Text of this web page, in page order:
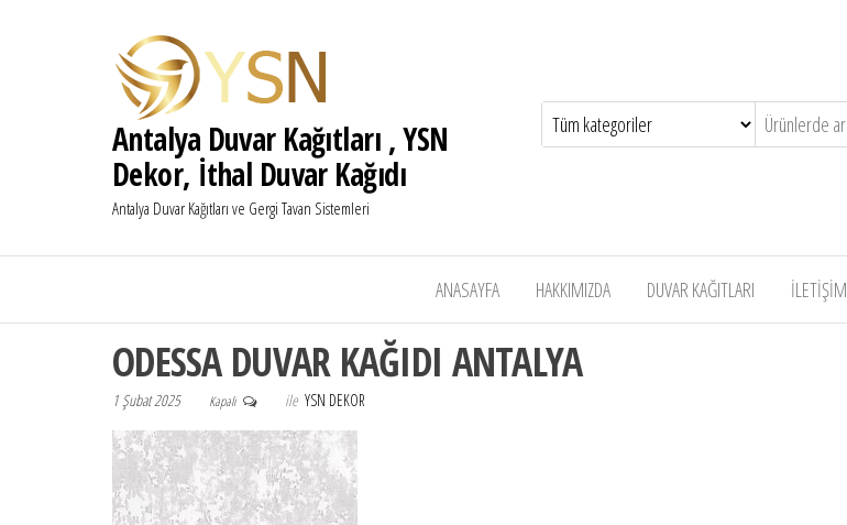
Antalya Duvar Kağıtları , YSN
Dekor, İthal Duvar Kağıdı
Antalya Duvar Kağıtları ve Gergi Tavan Sistemleri
ANASAYFA HAKKIMIZDA DUVAR KAĞITLARI İLETİŞİM
ODESSA DUVAR KAĞIDI ANTALYA
1 Şubat 2025 Kapalı ile YSN DEKOR